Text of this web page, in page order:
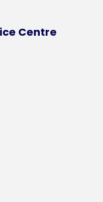
Centre